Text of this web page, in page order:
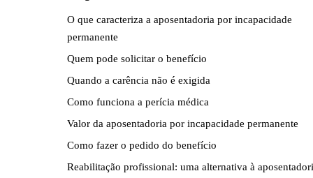
O que caracteriza a aposentadoria por incapacidade
permanente
Quem pode solicitar o benefício
Quando a carência não é exigida
Como funciona a perícia médica
Valor da aposentadoria por incapacidade permanente
Como fazer o pedido do benefício
Reabilitação profissional: uma alternativa à